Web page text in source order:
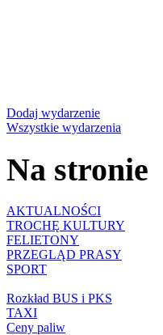
Dodaj wydarzenie
Wszystkie wydarzenia
Na stronie
AKTUALNOŚCI
TROCHĘ KULTURY
FELIETONY
PRZEGLĄD PRASY
SPORT
Rozkład BUS i PKS
TAXI
Ceny paliw